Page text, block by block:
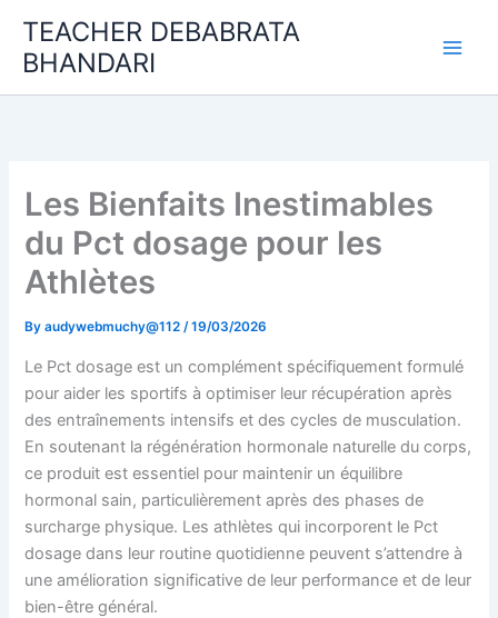
content
TEACHER DEBABRATA
BHANDARI
Les Bienfaits Inestimables
du Pct dosage pour les
Athlètes
Byaudywebmuchy@112/19/03/2026
Le Pct dosage est un complément spécifiquement formulé
pour aider les sportifs à optimiser leur récupération après
des entraînements intensifs et des cycles de musculation.
En soutenant la régénération hormonale naturelle du corps,
ce produit est essentiel pour maintenir un équilibre
hormonal sain, particulièrement après des phases de
surcharge physique. Les athlètes qui incorporent le Pct
dosage dans leur routine quotidienne peuvent s’attendre à
une amélioration significative de leur performance et de leur
bien-être général.